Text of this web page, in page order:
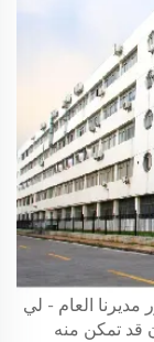
عام 2004 عندما قرر مديرنا العام - لي
قد تمكن منه